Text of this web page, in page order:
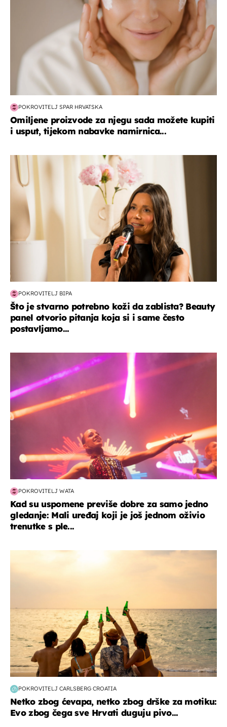
POKROVITELJ SPAR HRVATSKA
Omiljene proizvode za njegu sada možete kupiti
i usput, tijekom nabavke namirnica...
moda & ljepota
POKROVITELJ BIPA
Što je stvarno potrebno koži da zablista? Beauty
panel otvorio pitanja koja si i same često
postavljamo...
POKROVITELJ WATA
Kad su uspomene previše dobre za samo jedno
gledanje: Mali uređaj koji je još jednom oživio
trenutke s ple...
POKROVITELJ CARLSBERG CROATIA
Netko zbog ćevapa, netko zbog drške za motiku:
Evo zbog čega sve Hrvati duguju pivo...